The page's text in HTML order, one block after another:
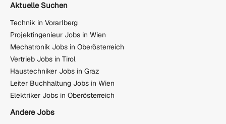
Aktuelle Suchen
Technik in Vorarlberg
Projektingenieur Jobs in Wien
Mechatronik Jobs in Oberösterreich
Vertrieb Jobs in Tirol
Haustechniker Jobs in Graz
Leiter Buchhaltung Jobs in Wien
Elektriker Jobs in Oberösterreich
Andere Jobs